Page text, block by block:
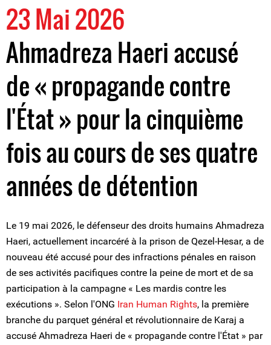
23 Mai 2026
Ahmadreza Haeri accusé
de « propagande contre
l'État » pour la cinquième
fois au cours de ses quatre
années de détention
Le 19 mai 2026, le défenseur des droits humains Ahmadreza
Haeri, actuellement incarcéré à la prison de Qezel-Hesar, a de
nouveau été accusé pour des infractions pénales en raison
de ses activités pacifiques contre la peine de mort et de sa
participation à la campagne « Les mardis contre les
exécutions ». Selon l'ONG Iran Human Rights, la première
branche du parquet général et révolutionnaire de Karaj a
accusé Ahmadreza Haeri de « propagande contre l'État » par